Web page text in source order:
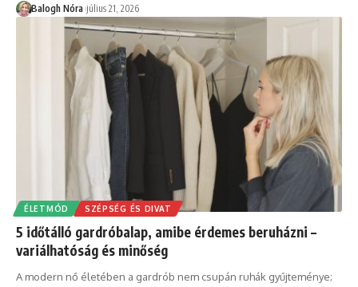
Balogh Nóra július 21, 2026
ÉLETMÓD SZÉPSÉG ÉS DIVAT
5 időtálló gardróbalap, amibe érdemes beruházni –
variálhatóság és minőség
A modern nő életében a gardrób nem csupán ruhák gyűjteménye;